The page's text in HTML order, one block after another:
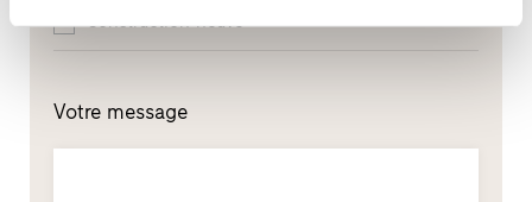
Construction neuve
Votre message